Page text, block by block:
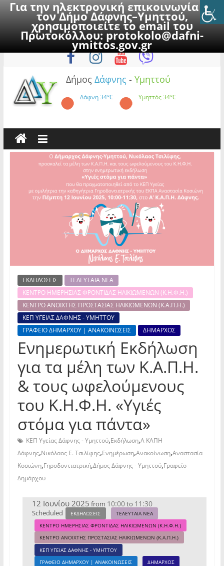
Για την ηλεκτρονική επικοινωνία με
τον Δήμο Δάφνης–Υμηττού,
χρησιμοποιείτε το email του
Πρωτοκόλλου:protokolo@dafni-
ymittos.gov.gr
to
Σάββατο, 8 Αυγούστου 2026
Δήμος Δάφνης - Υμηττού
Δάφνη34°C Υμηττός34°C
ΕΚΔΗΛΩΣΕΙΣ
ΤΕΛΕΥΤΑΙΑ ΝΕΑ
ΚΕΝΤΡΟ ΗΜΕΡΗΣΙΑΣ ΦΡΟΝΤΙΔΑΣ ΗΛΙΚΙΩΜΕΝΩΝ (Κ.Η.Φ.Η.)
ΚΕΝΤΡΟ ΑΝΟΙΧΤΗΣ ΠΡΟΣΤΑΣΙΑΣ ΗΛΙΚΙΩΜΕΝΩΝ (Κ.Α.Π.Η.)
ΚΕΠ ΥΓΕΙΑΣ ΔΑΦΝΗΣ - ΥΜΗΤΤΟΥ
ΓΡΑΦΕΙΟ ΔΗΜΑΡΧΟΥ | ΑΝΑΚΟΙΝΩΣΕΙΣ
ΔΗΜΑΡΧΟΣ
Ενημερωτική Εκδήλωση
για τα μέλη των Κ.Α.Π.Η.
& τους ωφελούμενους
του Κ.Η.Φ.Η. «Υγιές
στόμα για πάντα»
ΚΕΠ Υγείας Δάφνης - Υμηττού,Εκδήλωση,Α ΚΑΠΗ
Δάφνης,Νικόλαος Ε. Τσιλίφης,Ενημέρωση,Ανακοίνωση,Αναστασία
Κοσιώνη,Γηροδοντιατρική,Δήμος Δάφνης - Υμηττού,Γραφείο
Δημάρχου
12 Ιουνίου 2025 from 10:00to 11:30
Scheduled ΕΚΔΗΛΩΣΕΙΣ
ΤΕΛΕΥΤΑΙΑ ΝΕΑ
ΚΕΝΤΡΟ ΗΜΕΡΗΣΙΑΣ ΦΡΟΝΤΙΔΑΣ ΗΛΙΚΙΩΜΕΝΩΝ (Κ.Η.Φ.Η.)
ΚΕΝΤΡΟ ΑΝΟΙΧΤΗΣ ΠΡΟΣΤΑΣΙΑΣ ΗΛΙΚΙΩΜΕΝΩΝ (Κ.Α.Π.Η.)
ΚΕΠ ΥΓΕΙΑΣ ΔΑΦΝΗΣ - ΥΜΗΤΤΟΥ
ΓΡΑΦΕΙΟ ΔΗΜΑΡΧΟΥ | ΑΝΑΚΟΙΝΩΣΕΙΣ
ΔΗΜΑΡΧΟΣ